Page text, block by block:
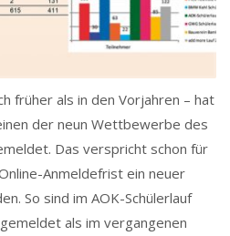
früher als in den Vorjahren – hat
der neun Wettbewerbe des
Das verspricht schon für
Anmeldefrist ein neuer
So sind im AOK-Schülerlauf
als im vergangenen